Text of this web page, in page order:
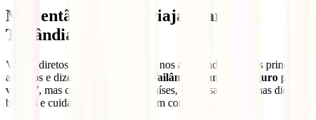
Mas então é seguro viajar para a
Tailândia em 2025?
Vamos diretos ao assunto antes de nos aprofundarmos nos principais
aspectos e dizemos-te já “
sim, a Tailândia é um país seguro para
viajar
”, ​​mas como em todos os países, deves saber algumas dicas
básicas e cuidados que deves ter em conta.